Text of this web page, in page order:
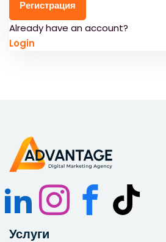
Регистрация
Already have an account?
Login
Услуги